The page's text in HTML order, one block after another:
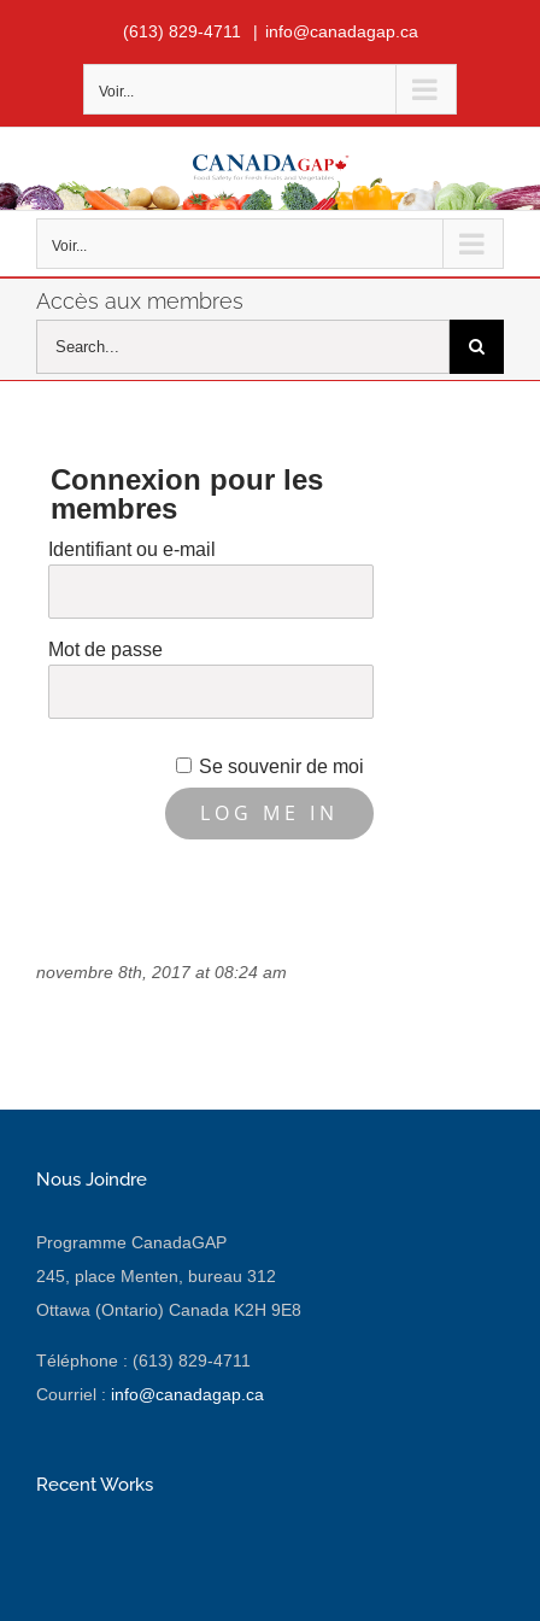
(613) 829-4711 | info@canadagap.ca
Voir...
Voir...
Accès aux membres
for:
Connexion pour les
membres
Identifiant ou e-mail
Mot de passe
Se souvenir de moi
novembre 8th, 2017 at 08:24 am
Nous Joindre
Programme CanadaGAP
245, place Menten, bureau 312
Ottawa (Ontario) Canada K2H 9E8
Téléphone : (613) 829-4711
Courriel : info@canadagap.ca
Recent Works